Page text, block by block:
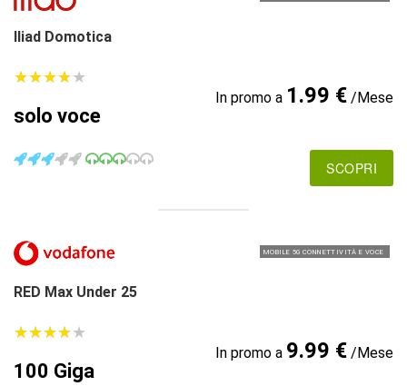
Iliad Domotica
★★★★★
★★★★★
solo voce
In promo a 1.99 €/Mese
SCOPRI
MOBILE 5G CONNETTIVITÀ E VOCE
RED Max Under 25
★★★★★
★★★★★
100 Giga
In promo a 9.99 €/Mese